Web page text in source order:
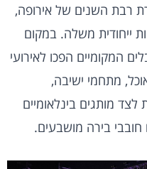
רבת השנים של אירופה,
ייחודית משלה. במקום
המקומיים הפכו לאירועי
מתחמי ישיבה,
לצד מותגים בינלאומיים
חובבי בירה מושבעים.